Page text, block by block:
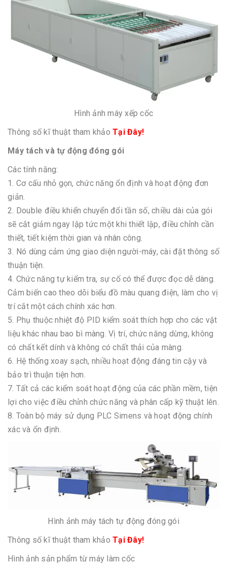
Hình ảnh máy xếp cốc
Thông số kĩ thuật tham khảo Tại Đây!
Máy tách và tự động đóng gói
Các tính năng:
1. Cơ cấu nhỏ gọn, chức năng ổn định và hoạt động đơn
giản.
2. Double điều khiển chuyển đổi tần số, chiều dài của gói
sẽ cắt giảm ngay lập tức một khi thiết lập, điều chỉnh cần
thiết, tiết kiệm thời gian và nhân công.
3. Nó dùng cảm ứng giao diện người-máy, cài đặt thông số
thuận tiện.
4. Chức năng tự kiểm tra, sự cố có thể được đọc dễ dàng.
Cảm biến cao theo dõi biểu đồ màu quang điện, làm cho vị
trí cắt một cách chính xác hơn.
5. Phụ thuộc nhiệt độ PID kiểm soát thích hợp cho các vật
liệu khác nhau bao bì màng. Vị trí, chức năng dừng, không
có chất kết dính và không có chất thải của màng.
6. Hệ thống xoay sạch, nhiều hoạt động đáng tin cậy và
bảo trì thuận tiện hơn.
7. Tất cả các kiểm soát hoạt động của các phần mềm, tiện
lợi cho việc điều chỉnh chức năng và phân cấp kỹ thuật lên.
8. Toàn bộ máy sử dụng PLC Simens và hoạt động chính
xác và ổn định.
Hình ảnh máy tách tự động đóng gói
Thông số kĩ thuật tham khảo Tại Đây!
Hình ảnh sản phẩm từ máy làm cốc